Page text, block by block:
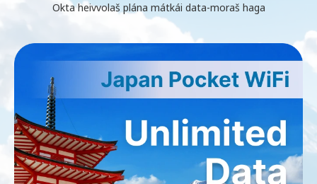
Okta heivvolaš plána mátkái data-moraš haga